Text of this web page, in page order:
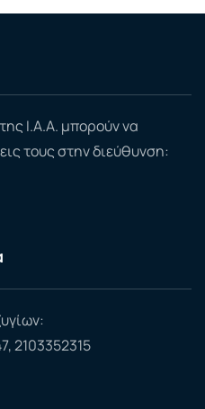
Ι.Α.Α. μπορούν να
τους στην διεύθυνση:
2103352315